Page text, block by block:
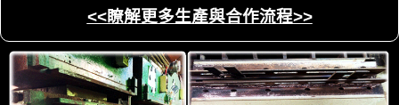
<<瞭解更多生產與合作流程>>